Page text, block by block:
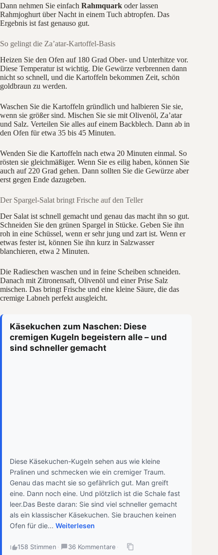
Dann nehmen Sie einfach Rahmquark oder lassen
Rahmjoghurt über Nacht in einem Tuch abtropfen. Das
Ergebnis ist fast genauso gut.
So gelingt die Za’atar-Kartoffel-Basis
Heizen Sie den Ofen auf 180 Grad Ober- und Unterhitze vor.
Diese Temperatur ist wichtig. Die Gewürze verbrennen dann
nicht so schnell, und die Kartoffeln bekommen Zeit, schön
goldbraun zu werden.
Waschen Sie die Kartoffeln gründlich und halbieren Sie sie,
wenn sie größer sind. Mischen Sie sie mit Olivenöl, Za’atar
und Salz. Verteilen Sie alles auf einem Backblech. Dann ab in
den Ofen für etwa 35 bis 45 Minuten.
Wenden Sie die Kartoffeln nach etwa 20 Minuten einmal. So
rösten sie gleichmäßiger. Wenn Sie es eilig haben, können Sie
auch auf 220 Grad gehen. Dann sollten Sie die Gewürze aber
erst gegen Ende dazugeben.
Der Spargel-Salat bringt Frische auf den Teller
Der Salat ist schnell gemacht und genau das macht ihn so gut.
Schneiden Sie den grünen Spargel in Stücke. Geben Sie ihn
roh in eine Schüssel, wenn er sehr jung und zart ist. Wenn er
etwas fester ist, können Sie ihn kurz in Salzwasser
blanchieren, etwa 2 Minuten.
Die Radieschen waschen und in feine Scheiben schneiden.
Danach mit Zitronensaft, Olivenöl und einer Prise Salz
mischen. Das bringt Frische und eine kleine Säure, die das
cremige Labneh perfekt ausgleicht.
Käsekuchen zum Naschen: Diese
cremigen Kugeln begeistern alle – und
sind schneller gemacht
Diese Käsekuchen-Kugeln sehen aus wie kleine
Pralinen und schmecken wie ein cremiger Traum.
Genau das macht sie so gefährlich gut. Man greift
eine. Dann noch eine. Und plötzlich ist die Schale fast
leer.Das Beste daran: Sie sind viel schneller gemacht
als ein klassischer Käsekuchen. Sie brauchen keinen
Ofen für die... Weiterlesen
158 Stimmen · 36 Kommentare ·